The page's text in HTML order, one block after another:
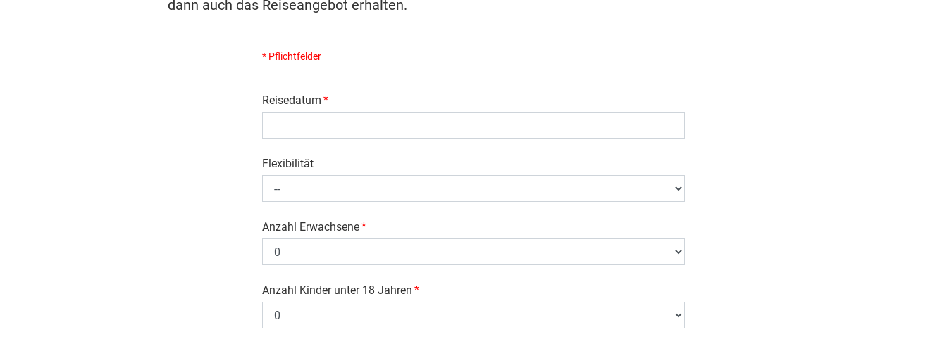
dann auch das Reiseangebot erhalten.
* Pflichtfelder
Reisedatum *
Flexibilität
Anzahl Erwachsene*
Anzahl Kinder unter 18 Jahren *